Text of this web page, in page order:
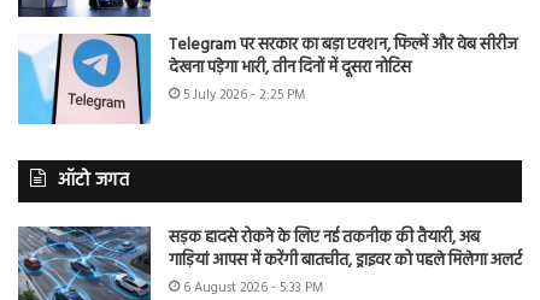
Telegram पर सरकार का बड़ा एक्शन, फिल्में और वेब सीरीज
देखना पड़ेगा भारी, तीन दिनों में दूसरा नोटिस
5 July 2026 - 2:25 PM
ऑटो जगत
सड़क हादसे रोकने के लिए नई तकनीक की तैयारी, अब
गाड़ियां आपस में करेंगी बातचीत, ड्राइवर को पहले मिलेगा अलर्ट
6 August 2026 - 5:33 PM